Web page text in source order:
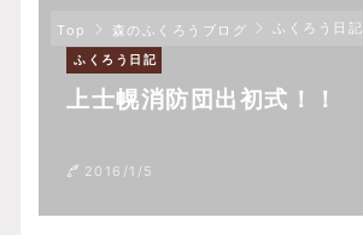
Top 森のふくろうブログ ふくろう日記
ふくろう日記
上士幌消防団出初式！！
2016/1/5